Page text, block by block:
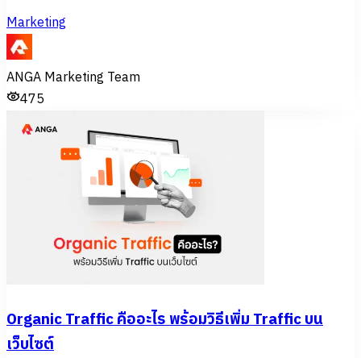
Marketing
ANGA Marketing Team
475
Organic Traffic คืออะไร พร้อมวิธีเพิ่ม Traffic บน
เว็บไซต์